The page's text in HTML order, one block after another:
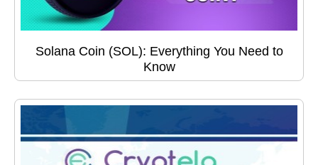
Solana Coin (SOL): Everything You Need to
Know